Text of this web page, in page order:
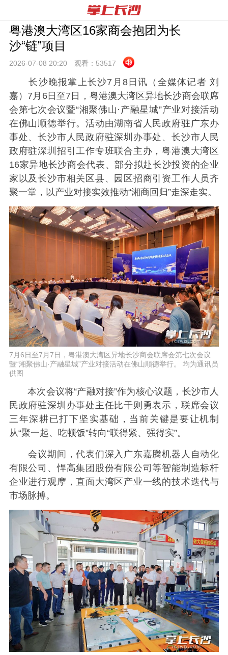
粤港澳大湾区16家商会抱团为长
沙“链”项目
2026-07-08 20:20 观看： 53517
长沙晚报掌上长沙7月8日讯（全媒体记者 刘
嘉）7月6日至7日，粤港澳大湾区异地长沙商会联席
会第七次会议暨“湘聚佛山·产融星城”产业对接活动
在佛山顺德举行。活动由湖南省人民政府驻广东办
事处、长沙市人民政府驻深圳办事处、长沙市人民
政府驻深圳招引工作专班联合主办，粤港澳大湾区
16家异地长沙商会代表、部分拟赴长沙投资的企业
家以及长沙市相关区县、园区招商引资工作人员齐
聚一堂，以产业对接实效推动“湘商回归”走深走实。
7月6日至7月7日，粤港澳大湾区异地长沙商会联席会第七次会议
暨“湘聚佛山·产融星城”产业对接活动在佛山顺德举行。 均为通讯员
供图
本次会议将“产融对接”作为核心议题，长沙市人
民政府驻深圳办事处主任比干则勇表示，联席会议
三年深耕已打下坚实基础，当前关键是要让机制
从“聚一起、吃顿饭”转向“联得紧、强得实”。
会议期间，代表们深入广东嘉腾机器人自动化
有限公司、悍高集团股份有限公司等智能制造标杆
企业进行观摩，直面大湾区产业一线的技术迭代与
市场脉搏。